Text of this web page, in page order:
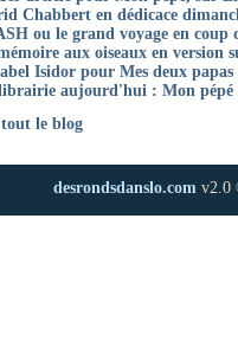
Chabbert en dédicace
ou le grand voyage en coup
aux oiseaux en version
Isidor pour Mes deux papas
aujourd'hui : Mon pépé
le blog
desrondsdanslo.comv2.0